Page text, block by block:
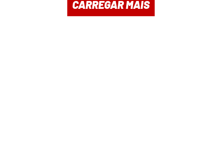
CARREGAR MAIS